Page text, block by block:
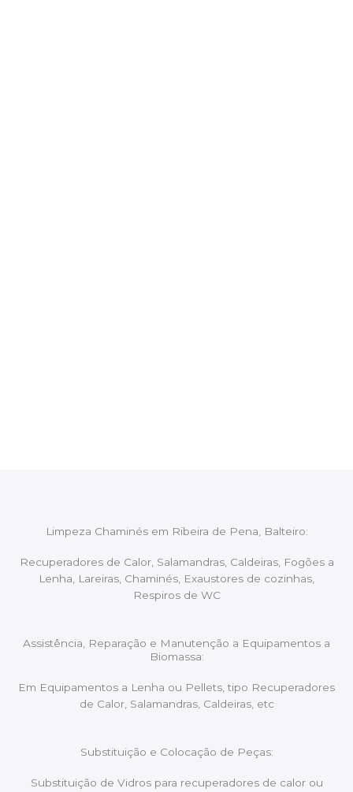
Limpeza Chaminés em Ribeira de Pena, Balteiro:
Recuperadores de Calor, Salamandras, Caldeiras, Fogões a
Lenha, Lareiras, Chaminés, Exaustores de cozinhas,
Respiros de WC
Assistência, Reparação e Manutenção a Equipamentos a
Biomassa:
Em Equipamentos a Lenha ou Pellets, tipo Recuperadores
de Calor, Salamandras, Caldeiras, etc
Substituição e Colocação de Peças:
Substituição de Vidros para recuperadores de calor ou